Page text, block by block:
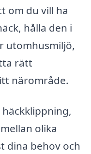
om du vill ha
hålla den i
utomhusmiljö,
rätt
närområde.
olika
dina behov och